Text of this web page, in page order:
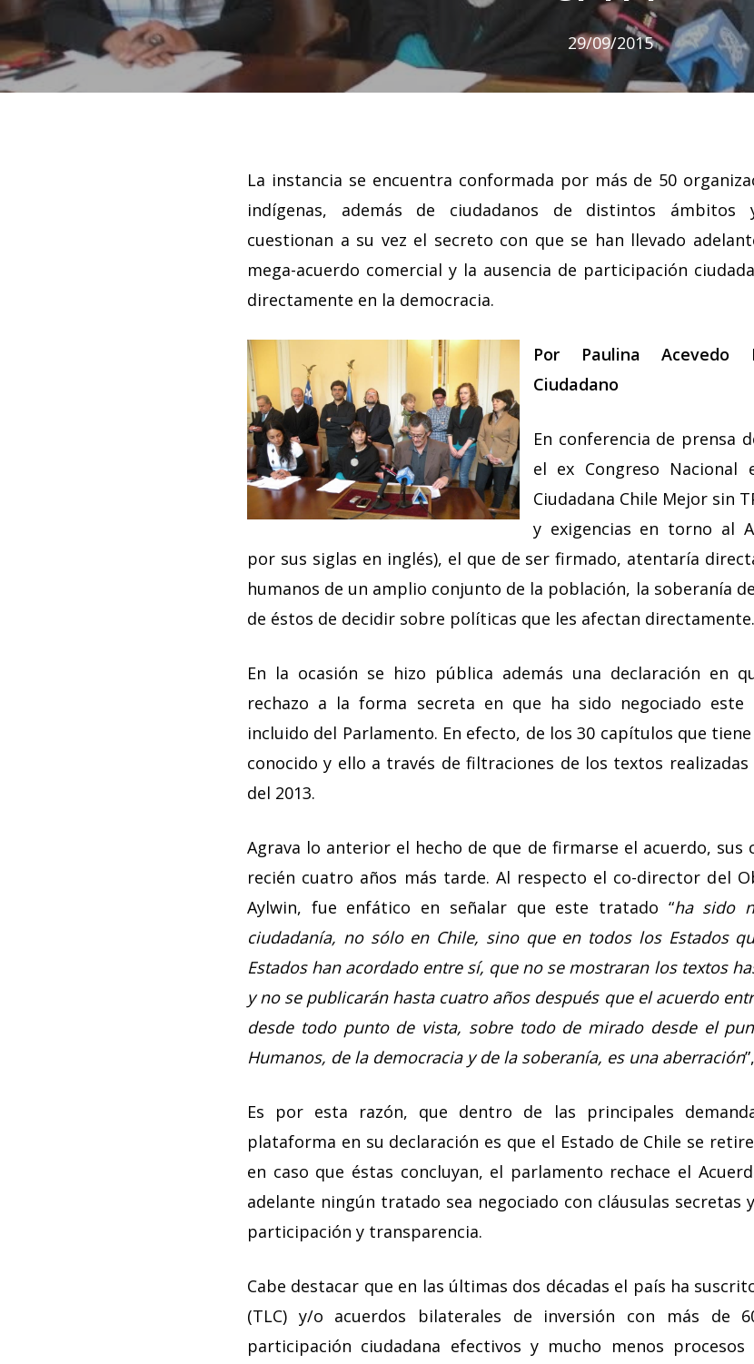
Hit enter to search or ESC to close
29/09/2015
La instancia se encuentra conformada por más de 50
indígenas, además de ciudadanos de distintos ámbitos
cuestionan a su vez el secreto con que se han llevado
mega-acuerdo comercial y la ausencia de participación
directamente en la democracia.
Por Paulina Acevedo
Ciudadano
En conferencia de prensa
el ex Congreso Nacional
Ciudadana Chile Mejor sin
y exigencias en torno al
por sus siglas en inglés), el que de ser firmado, atentaría
humanos de un amplio conjunto de la población, la soberanía
de éstos de decidir sobre políticas que les afectan directamente.
En la ocasión se hizo pública además una declaración en
rechazo a la forma secreta en que ha sido negociado
incluido del Parlamento. En efecto, de los 30 capítulos que
conocido y ello a través de filtraciones de los textos
del 2013.
Agrava lo anterior el hecho de que de firmarse el acuerdo, sus
recién cuatro años más tarde. Al respecto el co-director del
Aylwin, fue enfático en señalar que este tratado “ha sido
ciudadanía, no sólo en Chile, sino que en todos los Estados
Estados han acordado entre sí, que no se mostraran los textos
y no se publicarán hasta cuatro años después que el acuerdo
desde todo punto de vista, sobre todo de mirado desde el
Humanos, de la democracia y de la soberanía, es una aberración
Es por esta razón, que dentro de las principales
plataforma en su declaración es que el Estado de Chile se
en caso que éstas concluyan, el parlamento rechace el
adelante ningún tratado sea negociado con cláusulas secretas
participación y transparencia.
Cabe destacar que en las últimas dos décadas el país ha
(TLC) y/o acuerdos bilaterales de inversión con más de
participación ciudadana efectivos y mucho menos